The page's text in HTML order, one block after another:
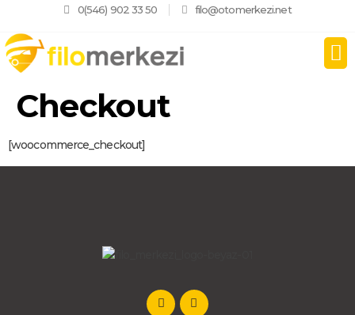
0(546) 902 33 50 filo@otomerkezi.net
Checkout
[woocommerce_checkout]